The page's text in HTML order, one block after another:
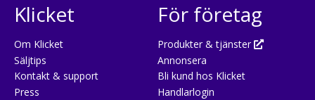
Klicket
Om Klicket
Säljtips
Kontakt & support
Press
För företag
Produkter & tjänster
Annonsera
Bli kund hos Klicket
Handlarlogin